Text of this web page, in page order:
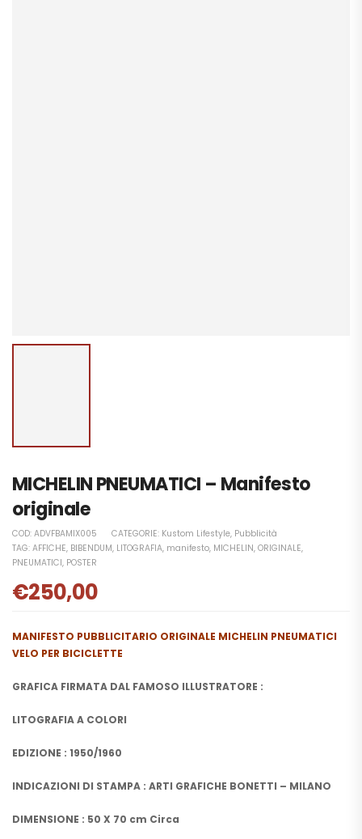
MICHELIN PNEUMATICI – Manifesto
originale
COD: ADVFBAMIX005 CATEGORIE: Kustom Lifestyle, Pubblicità
TAG: AFFICHE, BIBENDUM, LITOGRAFIA, manifesto, MICHELIN, ORIGINALE,
PNEUMATICI, POSTER
€250,00
MANIFESTO PUBBLICITARIO ORIGINALE MICHELIN PNEUMATICI
VELO PER BICICLETTE
GRAFICA FIRMATA DAL FAMOSO ILLUSTRATORE :
LITOGRAFIA A COLORI
EDIZIONE : 1950/1960
INDICAZIONI DI STAMPA : ARTI GRAFICHE BONETTI – MILANO
DIMENSIONE : 50 X 70 cm Circa